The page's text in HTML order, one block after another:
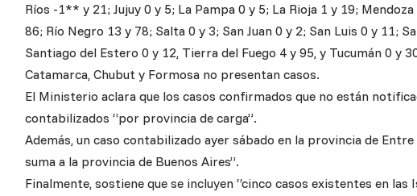
Ríos -1** y 21; Jujuy 0 y 5; La Pampa 0 y 5; La Rioja 1 y 19;
86; Río Negro 13 y 78; Salta 0 y 3; San Juan 0 y 2; San Luis 0 y 11;
Santiago del Estero 0 y 12, Tierra del Fuego 4 y 95, y Tucumán 0 y
Catamarca, Chubut y Formosa no presentan casos.
El Ministerio aclara que los casos confirmados que no están
contabilizados “por provincia de carga”.
Además, un caso contabilizado ayer sábado en la provincia de
suma a la provincia de Buenos Aires”.
Finalmente, sostiene que se incluyen “cinco casos existentes en